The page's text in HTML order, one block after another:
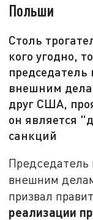
Польши
Столь
кого угодно,
председатель
внешним
друг США,
он является
санкций
Председатель
внешним
призвал
реализации